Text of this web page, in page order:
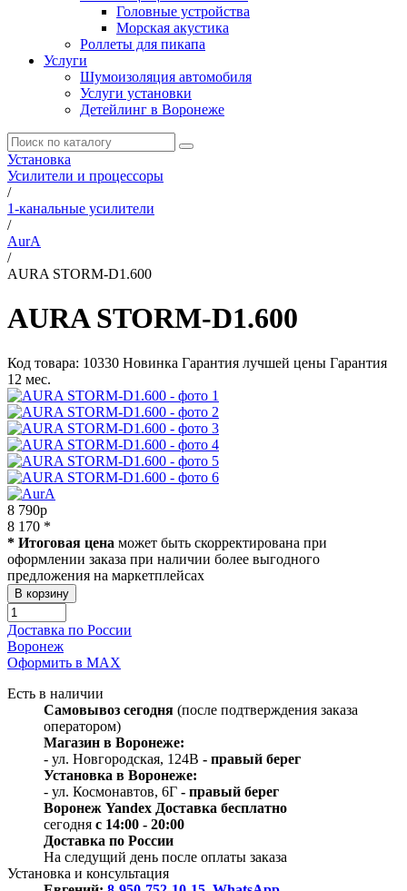
Головные устройства
Морская акустика
Роллеты для пикапа
Услуги
Шумоизоляция автомобиля
Услуги установки
Детейлинг в Воронеже
Установка
Усилители и процессоры
/
1-канальные усилители
/
AurA
/
AURA STORM-D1.600
AURA STORM-D1.600
Код товара: 10330 Новинка Гарантия лучшей цены Гарантия
12 мес.
8 790p
8 170 *
* Итоговая цена может быть скорректирована при
оформлении заказа при наличии более выгодного
предложения на маркетплейсах
Доставка по России
Воронеж
Оформить в МАХ
Есть в наличии
Самовывоз сегодня (после подтверждения заказа
оператором)
Магазин в Воронеже:
- ул. Новгородская, 124В - правый берег
Установка в Воронеже:
- ул. Космонавтов, 6Г - правый берег
Воронеж Yandex Доставка бесплатно
сегодня с 14:00 - 20:00
Доставка по России
На следущий день после оплаты заказа
Установка и консультация